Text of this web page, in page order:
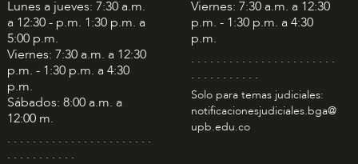
Lunes a jueves: 7:30 a.m.
a 12:30 - p.m. 1:30 p.m. a
5:00 p.m.
Viernes: 7:30 a.m. a 12:30
p.m. - 1:30 p.m. a 4:30
p.m.
Sábados: 8:00 a.m. a
12:00 m.
. . . . . . . . . . . . . . . . . . . . . . .
. . . . . . . . . . .
Viernes: 7:30 a.m. a 12:30
p.m. - 1:30 p.m. a 4:30
p.m.
. . . . . . . . . . . . . . . . . . . . . . .
. . . . . . . . . . .
Solo para temas judiciales:
notificacionesjudiciales.bga@
upb.edu.co